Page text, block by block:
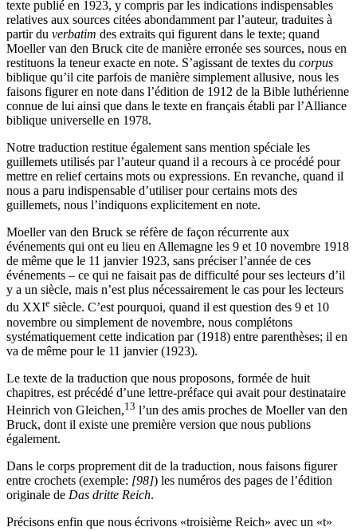
texte publié en 1923, y compris par les indications indispensables
relatives aux sources citées abondamment parl’auteur, traduites à
partir du verbatim des extraits qui figurent dans le texte; quand
Moeller van den Bruck cite de manière erronée ses sources, nous en
restituons la teneur exacte en note. S’agissant de textes du corpus
biblique qu’il cite parfois de manière simplement allusive, nous les
faisons figurer en note dans l’édition de 1912 de la Bible luthérienne
connue de lui ainsi que dans le texte en français établi par l’Alliance
biblique universelle en 1978.
Notre traduction restitue également sans mention spéciale les
guillemets utilisés par l’auteur quand il a recours à ce procédé pour
mettre en relief certains mots ou expressions. En revanche, quand il
nous a paru indispensable d’utiliser pour certains mots des
guillemets, nous l’indiquons explicitement en note.
Moeller van den Bruck se réfère de façon récurrente aux
événements qui ont eu lieu en Allemagne les 9 et 10 novembre 1918
de même que le 11 janvier 1923, sans préciser l’année de ces
événements – ce qui ne faisait pas de difficulté pour ses lecteurs d’il
y a un siècle, mais n’est plus nécessairement le cas pour les lecteurs
du XXIe siècle. C’est pourquoi, quand il est question des 9 et 10
novembre ou simplement de novembre, nous complétons
systématiquement cette indication par (1918) entre parenthèses; il en
va de même pour le 11 janvier (1923).
Le texte de la traduction que nous proposons, formée de huit
chapitres, est précédé d’une lettre-préface qui avait pour destinataire
Heinrich von Gleichen,13 l’un des amis proches de Moeller van den
Bruck, dont il existe une première version que nous publions
également.
Dans le corps proprement dit de la traduction, nous faisons figurer
entre crochets (exemple: [98]) les numéros des pages de l’édition
originale de Das dritte Reich.
Précisons enfin que nous écrivons «troisième Reich» avec un «t»